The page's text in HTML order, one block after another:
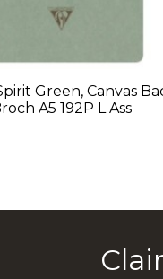
Green, Canvas
A5 192P L Ass